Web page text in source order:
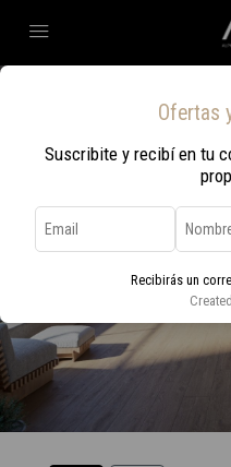
Ofertas
Suscribite y recibí en tu
Recibirás un